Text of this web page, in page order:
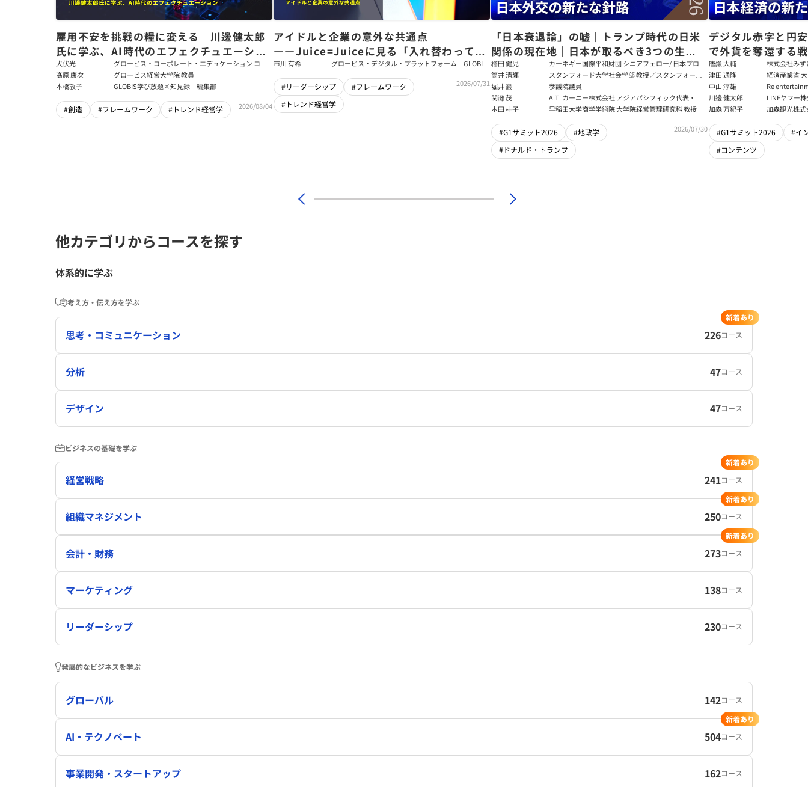
雇用不安を挑戦の糧に変える 川邊健太郎
氏に学ぶ、AI時代のエフェクチュエーショ
ン
犬伏光
グロービス・コーポレート・エデュケーション コー
ポレート・ソリューション・チーム コンサルタント
髙原 康次
グロービス経営大学院 教員
本橋敦子
GLOBIS学び放題×知見録 編集部
#創造 #フレームワーク #トレンド経営学 2026/08/04
アイドルと企業の意外な共通点
――Juice=Juiceに見る「入れ替わっても
強いチーム」をつくるパス・ゴール理論
市川 有希
グロービス・デジタル・プラットフォーム GLOBIS
#リーダーシップ
#フレームワーク
#トレンド経営学
2026/07/31
「日本衰退論」の嘘｜トランプ時代の日米
関係の現在地｜日本が取るべき3つの生存
戦略【櫛田健児×関灘茂×堀井巌×筒井清
輝】
櫛田 健児
カーネギー国際平和財団 シニアフェロー/ 日本プログ
ラムディレクター
筒井 清輝
スタンフォード大学社会学部 教授／スタンフォード
大学アジア太平洋研究センター 所長／東京財団 名誉
フェロー
堀井 巌
参議院議員
関灘 茂
A.T. カーニー株式会社 アジアパシフィック代表・日
本法人会長
本田 桂子 早稲田大学商学学術院 大学院経営管理研究科 教授
#G1サミット2026
#地政学
#ドナルド・トランプ
2026/07/30
デジタル赤字と円
で外貨を奪還する
る真の条件
唐鎌 大輔
株式会社み
ト
津田 通隆
経済産業省
デジタル経
報処理推進
センター 情
任者
中山 淳雄
Re
講師／Plott
川邊 健太郎
LINEヤフー
加森 万紀子
加森観光株式
#G1サミット2026
#イ
#コンテンツ
他カテゴリからコースを探す
体系的に学ぶ
考え方・伝え方を学ぶ
思考・コミュニケーション 226コース
新着あり
分析 47コース
デザイン 47コース
ビジネスの基礎を学ぶ
経営戦略 241コース
新着あり
組織マネジメント 250コース
新着あり
会計・財務 273コース
新着あり
マーケティング 138コース
リーダーシップ 230コース
発展的なビジネスを学ぶ
グローバル 142コース
AI・テクノベート 504コース
新着あり
事業開発・スタートアップ 162コース